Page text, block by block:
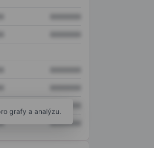
XXXXXXX
grafy a analýzu.